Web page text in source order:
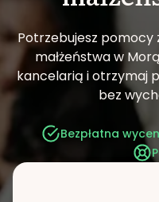
Potrzebujesz pomocy
małżeństwa w
kancelarią i otrzymaj
bez
Bezpłatna